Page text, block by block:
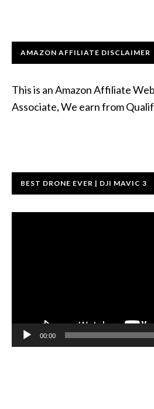
AMAZON AFFILIATE DISCLAIMER
This is an Amazon Affiliate
Associate, We earn from
BEST DRONE EVER | DJI MAVIC 3
00:00